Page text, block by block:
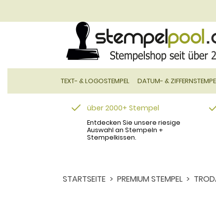
TEXT- & LOGOSTEMPEL DATUM- &
über 2000+ Stempel
Entdecken Sie unsere riesige
Auswahl an Stempeln +
Stempelkissen.
STARTSEITE PREMIUM STEMPEL